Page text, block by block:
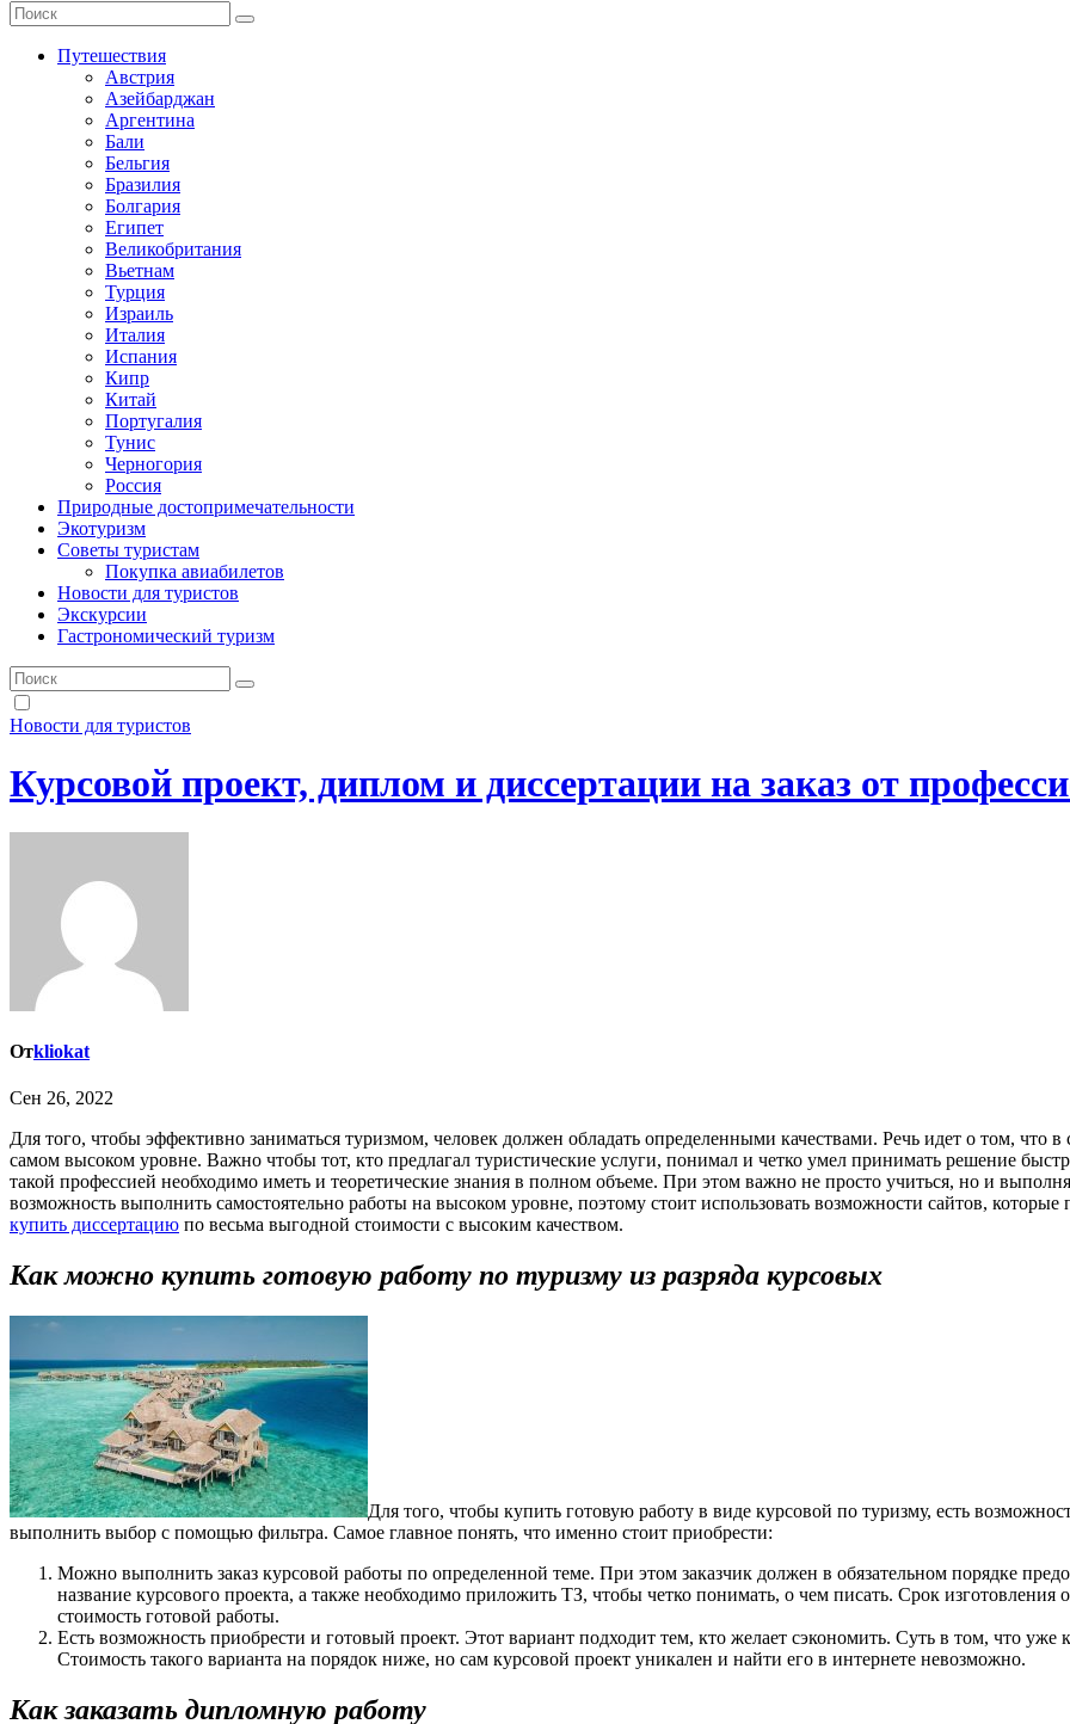
Путешествия
Австрия
Азейбарджан
Аргентина
Бали
Бельгия
Бразилия
Болгария
Египет
Великобритания
Вьетнам
Турция
Израиль
Италия
Испания
Кипр
Китай
Португалия
Тунис
Черногория
Россия
Природные достопримечательности
Экотуризм
Советы туристам
Покупка авиабилетов
Новости для туристов
Экскурсии
Гастрономический туризм
Новости для туристов
Курсовой проект, диплом и диссертации на заказ от
Отkliokat
Сен 26, 2022
Для того, чтобы эффективно заниматься туризмом, человек должен обладать определенными качествами. Речь идет о том, что в случае с возможностью предлагать услуги своим клиентам на
самом высоком уровне. Важно чтобы тот, кто предлагал туристические услуги, понимал и четко умел принимать решение
такой профессией необходимо иметь и теоретические знания в полном объеме. При этом важно не просто учиться, но и
возможность выполнить самостоятельно работы на высоком уровне, поэтому стоит использовать возможности сайтов,
купить диссертацию по весьма выгодной стоимости с высоким качеством.
Как можно купить готовую работу по туризму из разряда курсовых
Для того, чтобы купить готовую работу в виде курсовой по туризму, есть
выполнить выбор с помощью фильтра. Самое главное понять, что именно стоит приобрести:
Можно выполнить заказ курсовой работы по определенной теме. При этом заказчик должен в обязательном порядке
название курсового проекта, а также необходимо приложить ТЗ, чтобы четко понимать, о чем писать. Срок изготовления
стоимость готовой работы.
Есть возможность приобрести и готовый проект. Этот вариант подходит тем, кто желает сэкономить. Суть в том, что
Стоимость такого варианта на порядок ниже, но сам курсовой проект уникален и найти его в интернете невозможно.
Как заказать дипломную работу